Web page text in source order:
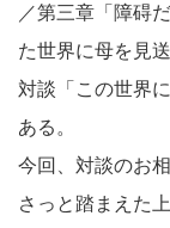
／第三章「障碍
た世界に母を見
対談「この世界
ある。
今回、対談のお
さっと踏まえた